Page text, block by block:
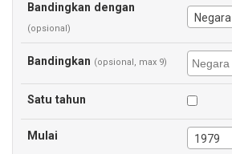
Bandingkan dengan
(opsional)
Negara
Bandingkan (opsional, max 9)
Satu tahun
Mulai 1979